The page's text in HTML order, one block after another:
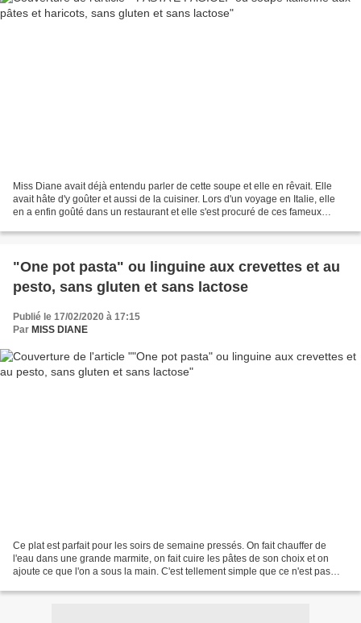
Miss Diane avait déjà entendu parler de cette soupe et elle en rêvait. Elle
avait hâte d'y goûter et aussi de la cuisiner. Lors d'un voyage en Italie, elle
en a enfin goûté dans un restaurant et elle s'est procuré de ces fameux
"One pot pasta" ou linguine aux crevettes et au
pesto, sans gluten et sans lactose
Publié le 17/02/2020 à 17:15
Par MISS DIANE
Ce plat est parfait pour les soirs de semaine pressés. On fait chauffer de
l'eau dans une grande marmite, on fait cuire les pâtes de son choix et on
ajoute ce que l'on a sous la main. C'est tellement simple que ce n'est pas